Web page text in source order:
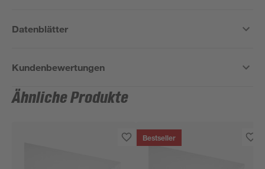
Datenblätter
Kundenbewertungen
Ähnliche Produkte
Bestseller